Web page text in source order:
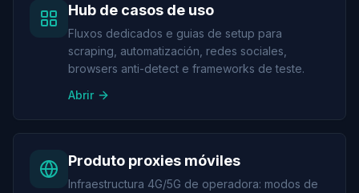
Hub de casos de uso
Fluxos dedicados e guias de setup para
scraping, automatización, redes sociales,
browsers anti-detect e frameworks de teste.
Abrir
Produto proxies móviles
Infraestructura 4G/5G de operadora: modos de